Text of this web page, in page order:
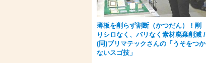
薄板を削らず割断（かつだん）！削
りシロなく、バリなく素材廃棄削減 /
(同)ブリマテックさんの「うそをつか
ないスゴ技」